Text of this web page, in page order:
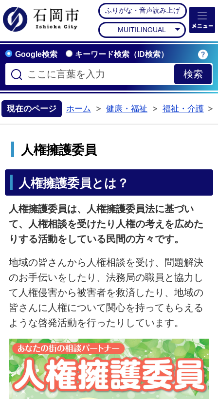
石岡市公式ホームペー
ふりがな・音声読み上げ
MUITILINGUAL
Google検索 キーワード検索（ID検索）
現在のページ ホーム
健康・福祉
福祉・介護
人権擁護委員
人権擁護委員とは？
人権擁護委員は、人権擁護委員法に基づい
て、人権相談を受けたり人権の考えを広めた
りする活動をしている民間の方々です。
地域の皆さんから人権相談を受け、問題解決
のお手伝いをしたり、法務局の職員と協力し
て人権侵害から被害者を救済したり、地域の
皆さんに人権について関心を持ってもらえる
ような啓発活動を行ったりしています。